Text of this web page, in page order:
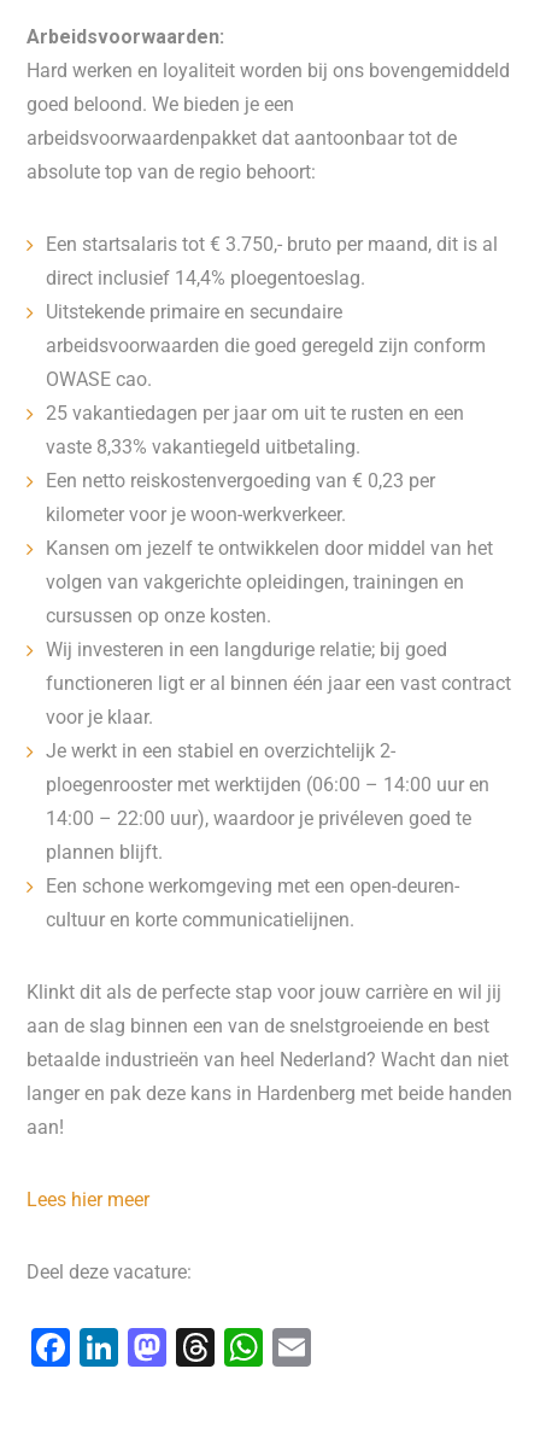
Arbeidsvoorwaarden:
Hard werken en loyaliteit worden bij ons bovengemiddeld
goed beloond. We bieden je een
arbeidsvoorwaardenpakket dat aantoonbaar tot de
absolute top van de regio behoort:
Een startsalaris tot € 3.750,- bruto per maand, dit is al
direct inclusief 14,4% ploegentoeslag.
Uitstekende primaire en secundaire
arbeidsvoorwaarden die goed geregeld zijn conform
OWASE cao.
25 vakantiedagen per jaar om uit te rusten en een
vaste 8,33% vakantiegeld uitbetaling.
Een netto reiskostenvergoeding van € 0,23 per
kilometer voor je woon-werkverkeer.
Kansen om jezelf te ontwikkelen door middel van het
volgen van vakgerichte opleidingen, trainingen en
cursussen op onze kosten.
Wij investeren in een langdurige relatie; bij goed
functioneren ligt er al binnen één jaar een vast contract
voor je klaar.
Je werkt in een stabiel en overzichtelijk 2-
ploegenrooster met werktijden (06:00 – 14:00 uur en
14:00 – 22:00 uur), waardoor je privéleven goed te
plannen blijft.
Een schone werkomgeving met een open-deuren-
cultuur en korte communicatielijnen.
Klinkt dit als de perfecte stap voor jouw carrière en wil jij
aan de slag binnen een van de snelstgroeiende en best
betaalde industrieën van heel Nederland? Wacht dan niet
langer en pak deze kans in Hardenberg met beide handen
aan!
Lees hier meer
Deel deze vacature:
F
Li M T
W